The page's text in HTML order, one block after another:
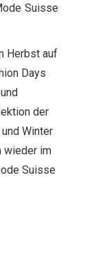
Suisse
Herbst auf
Days
der
Winter
wieder im
Suisse